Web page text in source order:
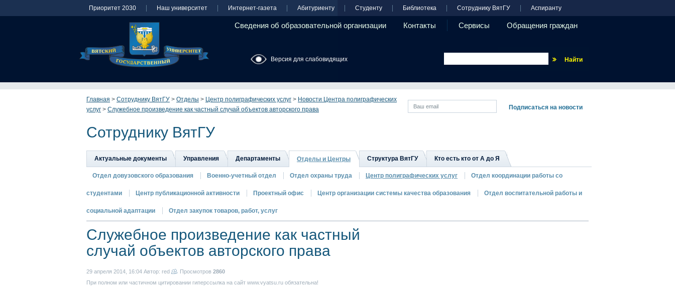
Приоритет 2030 Наш университет Интернет-газета Абитуриенту Студенту Библиотека Сотруднику ВятГУ Аспиранту
Сведения об образовательной организации Контакты Сервисы Обращения граждан
Версия для слабовидящих
Главная > Сотруднику ВятГУ > Отделы > Центр полиграфических услуг > Новости Центра полиграфических
услуг > Служебное произведение как частный случай объектов авторского права
Сотруднику ВятГУ
Актуальные документы Управления Департаменты Отделы и Центры Структура ВятГУ Кто есть кто от А до Я
Отдел довузовского образования Военно-учетный отдел Отдел охраны труда Центр полиграфических услуг Отдел координации работы со
студентами Центр публикационной активности Проектный офис Центр организации системы качества образования Отдел воспитательной работы и
социальной адаптации Отдел закупок товаров, работ, услуг
Служебное произведение как частный
случай объектов авторского права
29 апреля 2014, 16:04 Автор: red Просмотров 2860
При полном или частичном цитировании гиперссылка на сайт www.vyatsu.ru обязательна!